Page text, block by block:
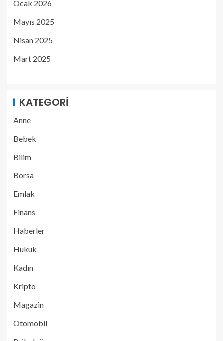
Ocak 2026
Mayıs 2025
Nisan 2025
Mart 2025
KATEGORI
Anne
Bebek
Bilim
Borsa
Emlak
Finans
Haberler
Hukuk
Kadın
Kripto
Magazin
Otomobil